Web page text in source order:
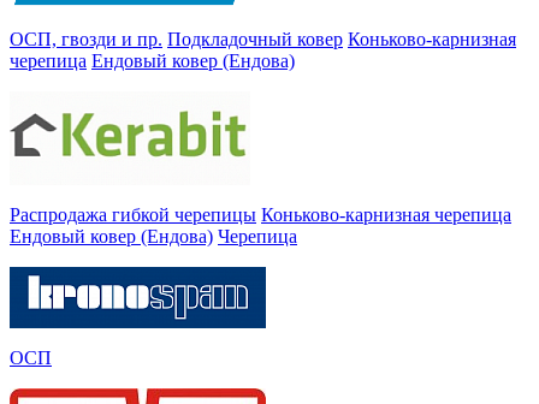
ОСП, гвозди и пр. Подкладочный ковер Коньково-карнизная
черепица Ендовый ковер (Ендова)
Распродажа гибкой черепицы Коньково-карнизная черепица
Ендовый ковер (Ендова) Черепица
ОСП